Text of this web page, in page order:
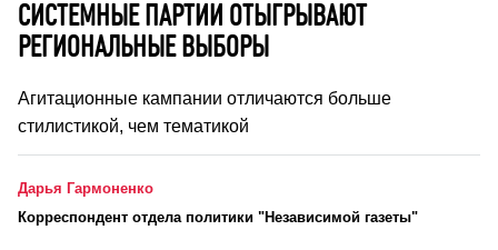
СИСТЕМНЫЕ ПАРТИИ ОТЫГРЫВАЮТ
РЕГИОНАЛЬНЫЕ ВЫБОРЫ
Агитационные кампании отличаются больше
стилистикой, чем тематикой
Дарья Гармоненко
Корреспондент отдела политики "Независимой газеты"